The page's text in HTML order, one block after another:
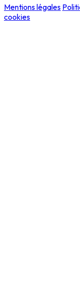
Mentions légales
cookies